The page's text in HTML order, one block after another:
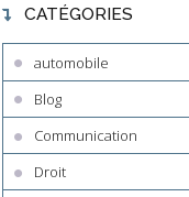
CATÉGORIES
automobile
Blog
Communication
Droit